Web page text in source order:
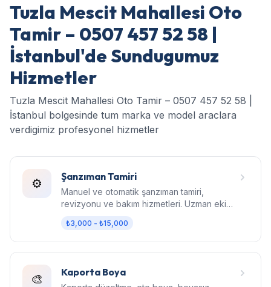
Tuzla Mescit Mahallesi Oto
Tamir – 0507 457 52 58 |
İstanbul'de Sundugumuz
Hizmetler
Tuzla Mescit Mahallesi Oto Tamir – 0507 457 52 58 |
İstanbul bolgesinde tum marka ve model araclara
verdigimiz profesyonel hizmetler
⚙️ Şanzıman Tamiri
Manuel ve otomatik şanzıman tamiri,
revizyonu ve bakım hizmetleri. Uzman ekip,
₺3,000 - ₺15,000
🎨 Kaporta Boya